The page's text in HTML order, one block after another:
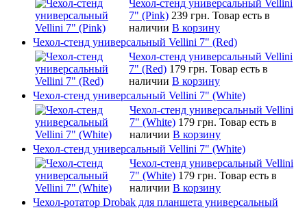
Чехол-стенд универсальный Vellini
7" (Pink) 239 грн. Товар есть в
наличии В корзину
Чехол-стенд универсальный Vellini 7" (Red)
Чехол-стенд универсальный Vellini
7" (Red) 179 грн. Товар есть в
наличии В корзину
Чехол-стенд универсальный Vellini 7" (White)
Чехол-стенд универсальный Vellini
7" (White) 179 грн. Товар есть в
наличии В корзину
Чехол-стенд универсальный Vellini 7" (White)
Чехол-стенд универсальный Vellini
7" (White) 179 грн. Товар есть в
наличии В корзину
Чехол-ротатор Drobak для планшета универсальный